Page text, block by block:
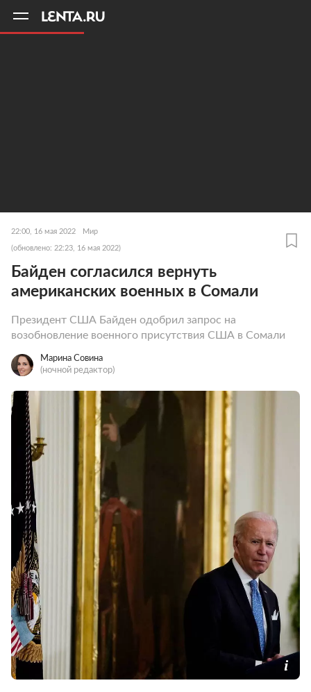
22:00, 16 мая 2022 Мир
(обновлено: 22:23, 16 мая 2022)
Байден согласился вернуть
американских военных в Сомали
Президент США Байден одобрил запрос на
возобновление военного присутствия США в Сомали
Марина Совина
(ночной редактор)